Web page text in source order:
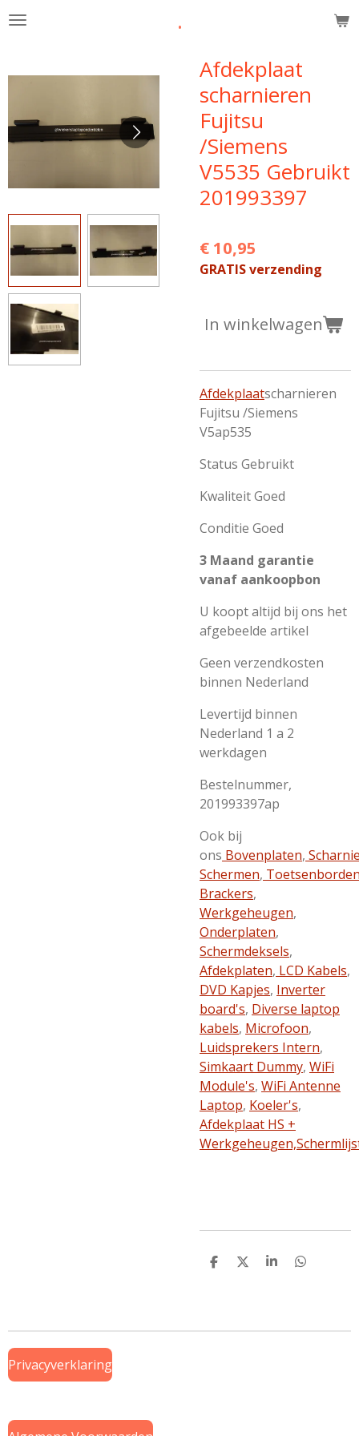
Ga
de
.
Afdekplaat
scharnieren
Fujitsu
/Siemens
V5535 Gebruikt
201993397
€ 10,95
GRATIS verzending
In winkelwagen
Afdekplaatscharnieren
Fujitsu /Siemens
V5ap535
Status Gebruikt
Kwaliteit Goed
Conditie Goed
3 Maand garantie
vanaf aankoopbon
U koopt altijd bij ons het
afgebeelde artikel
Geen verzendkosten
binnen Nederland
Levertijd binnen
Nederland 1 a 2
werkdagen
Bestelnummer,
201993397ap
Ook bij
ons Bovenplaten,
Schermen,
Brackers,
Werkgeheugen,
Onderplaten,
Schermdeksels,
Afdekplaten, LCD Kabels,
DVD Kapjes, Inverter
board's, Diverse laptop
kabels, Microfoon,
Luidsprekers Intern,
Simkaart Dummy, WiFi
Module's, WiFi Antenne
Laptop, Koeler's,
Afdekplaat HS +
Werkgeheugen,
D
D
S
D
Privacyverklaring